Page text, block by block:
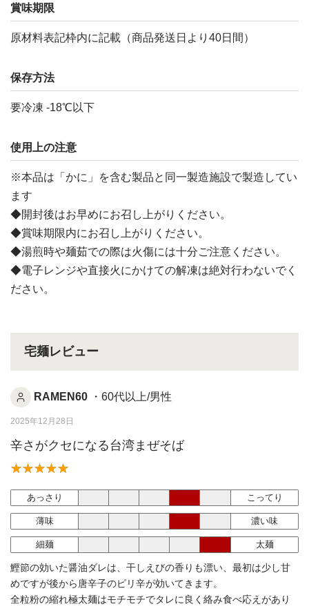
賞味期限
原材料表記枠内に記載（商品発送日より40日間）
保存方法
要冷凍 -18℃以下
使用上の注意
※本品は「かに」を含む製品と同一製造施設で製造してい
ます
◆開封後はお早めにお召し上がりください。
◆賞味期限内にお召し上がりください。
◆湯煎時や麺茹での際は火傷には十分ご注意ください。
◆電子レンジや直接火にかけての解凍は絶対行わないでく
ださい。
宅麺レビュー
RAMEN60 ・60代以上/男性
2025年12月28日
辛さがクセになる台湾まぜそば
あっさり こってり
薄味 濃い味
細麺 太麺
鰹節の効いた醤油ダレは、干しえびの香りも漂い、最初は少し甘
めですが後から唐辛子のピリ辛が効いてきます。
全粒粉の縮れ極太麺はモチモチでタレに良く絡み食べ応えがあり